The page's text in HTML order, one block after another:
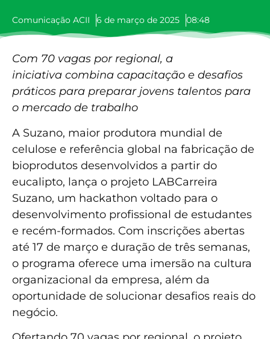
Comunicação ACII 6 de março de 2025 08:48
Com 70 vagas por regional, a
iniciativa combina capacitação e desafios
práticos para preparar jovens talentos para
o mercado de trabalho
A Suzano, maior produtora mundial de
celulose e referência global na fabricação de
bioprodutos desenvolvidos a partir do
eucalipto, lança o projeto LABCarreira
Suzano, um hackathon voltado para o
desenvolvimento profissional de estudantes
e recém-formados. Com inscrições abertas
até 17 de março e duração de três semanas,
o programa oferece uma imersão na cultura
organizacional da empresa, além da
oportunidade de solucionar desafios reais do
negócio.